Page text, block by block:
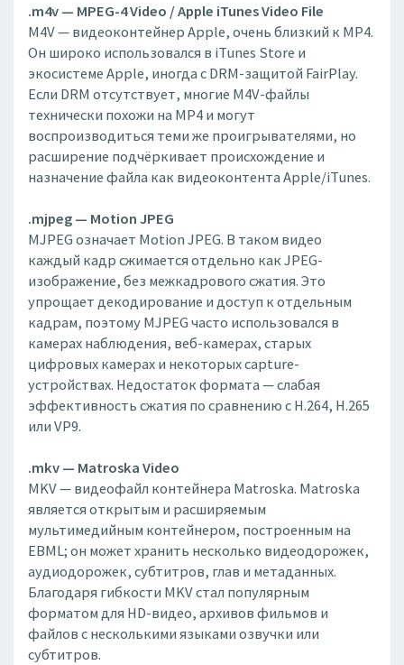
.m4v — MPEG-4 Video / Apple iTunes Video File
M4V — видеоконтейнер Apple, очень близкий к MP4.
Он широко использовался в iTunes Store и
экосистеме Apple, иногда с DRM-защитой FairPlay.
Если DRM отсутствует, многие M4V-файлы
технически похожи на MP4 и могут
воспроизводиться теми же проигрывателями, но
расширение подчёркивает происхождение и
назначение файла как видеоконтента Apple/iTunes.
.mjpeg — Motion JPEG
MJPEG означает Motion JPEG. В таком видео
каждый кадр сжимается отдельно как JPEG-
изображение, без межкадрового сжатия. Это
упрощает декодирование и доступ к отдельным
кадрам, поэтому MJPEG часто использовался в
камерах наблюдения, веб-камерах, старых
цифровых камерах и некоторых capture-
устройствах. Недостаток формата — слабая
эффективность сжатия по сравнению с H.264, H.265
или VP9.
.mkv — Matroska Video
MKV — видеофайл контейнера Matroska. Matroska
является открытым и расширяемым
мультимедийным контейнером, построенным на
EBML; он может хранить несколько видеодорожек,
аудиодорожек, субтитров, глав и метаданных.
Благодаря гибкости MKV стал популярным
форматом для HD-видео, архивов фильмов и
файлов с несколькими языками озвучки или
субтитров.